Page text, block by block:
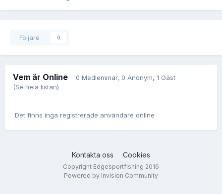
Följare 0
Vem är Online 0 Medlemmar, 0 Anonym, 1 Gäst
(Se hela listan)
Det finns inga registrerade användare online
Kontakta oss Cookies
Copyright Edgesportfishing 2016
Powered by Invision Community